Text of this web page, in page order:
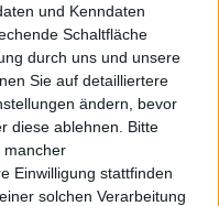
und Kenndaten
Schaltfläche
durch uns und unsere
Sie auf detailliertere
ändern, bevor
diese ablehnen.
Bitte
mancher
Einwilligung stattfinden
solchen Verarbeitung
Records?
ein guter
und die
Musikern zu arbeiten.
uns einen Vertrag
Wir sind bisher
wir müssen sehen wie